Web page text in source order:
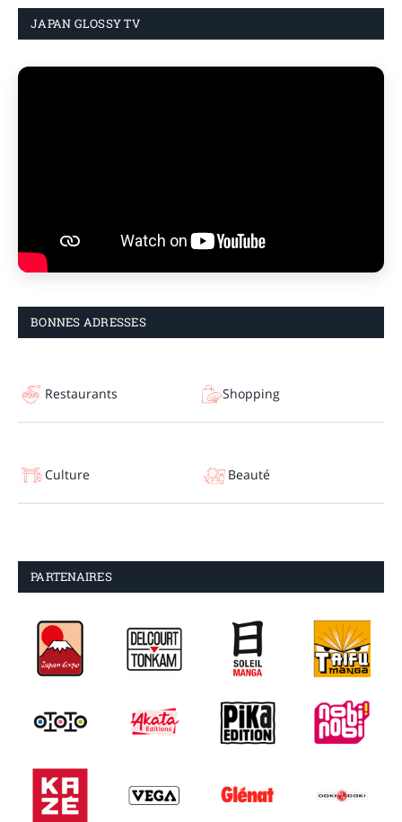
JAPAN GLOSSY TV
BONNES ADRESSES
Restaurants Shopping
Culture Beauté
PARTENAIRES